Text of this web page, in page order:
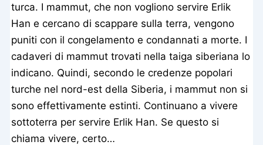
turca. I mammut, che non vogliono servire Erlik
Han e cercano di scappare sulla terra, vengono
puniti con il congelamento e condannati a morte. I
cadaveri di mammut trovati nella taiga siberiana lo
indicano. Quindi, secondo le credenze popolari
turche nel nord-est della Siberia, i mammut non si
sono effettivamente estinti. Continuano a vivere
sottoterra per servire Erlik Han. Se questo si
chiama vivere, certo…